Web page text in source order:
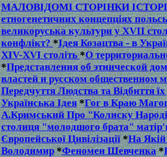
МАЛОВІДОМІ СТОРІНКИ
етногенетичних концепціях
великоруська культури у XVII
конфлікт?*Ідея Козацтва - в
XIV-XVI століть*О
*Представления об этнической
властей и русском общественном
Передчуття Людства та Відбиття їх
Українська Ідея*Гог в Краю
А.Кримський Про "Колиску
столиця "молодшого брата"
Європейської Цивілізації*На
Володимир*Феномен Шевченка*